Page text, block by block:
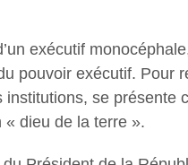
exécutif
pouvoir exécutif. Pour
se présente
« dieu de la terre ».